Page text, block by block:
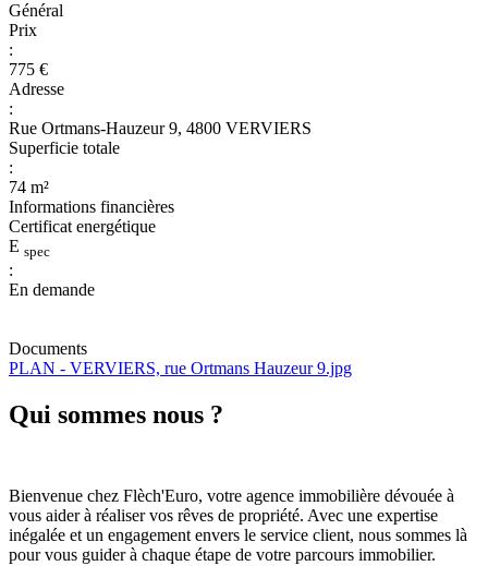
Général
Prix
:
775 €
Adresse
:
Rue Ortmans-Hauzeur 9, 4800 VERVIERS
Superficie totale
:
74 m²
Informations financières
Certificat energétique
E spec
:
En demande
Documents
PLAN - VERVIERS, rue Ortmans Hauzeur 9.jpg
Qui sommes nous ?
Bienvenue chez Flèch'Euro, votre agence immobilière dévouée à
vous aider à réaliser vos rêves de propriété. Avec une expertise
inégalée et un engagement envers le service client, nous sommes là
pour vous guider à chaque étape de votre parcours immobilier.